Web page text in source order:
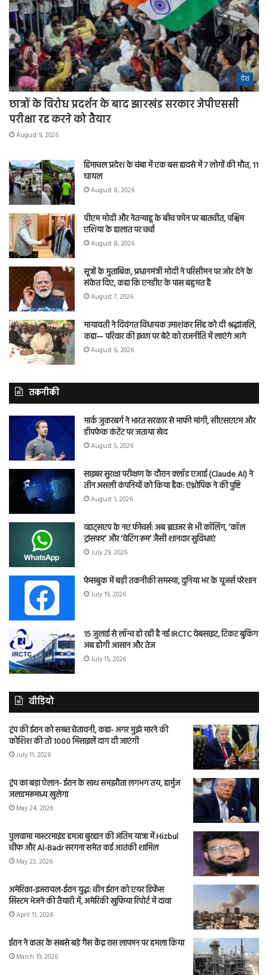
देश
छात्रों के विरोध प्रदर्शन के बाद झारखंड सरकार जेपीएससी
परीक्षा रद्द करने को तैयार
August 9, 2026
हिमाचल प्रदेश के चंबा में एक बस हादसे में 7 लोगों की मौत, 11
घायल
August 8, 2026
पीएम मोदी और नेतन्याहू के बीच फोन पर बातचीत, पश्चिम
एशिया के हालात पर चर्चा
August 8, 2026
सूत्रों के मुताबिक, प्रधानमंत्री मोदी ने परिसीमन पर जोर देने के
संकेत दिए, कहा कि एनडीए के पास बहुमत है
August 7, 2026
मायावती ने दिवंगत विधायक उमाशंकर सिंह को दी श्रद्धांजलि,
कहा— परिवार की इच्छा पर बेटे को राजनीति में लाएंगे आगे
August 6, 2026
तकनीकी
मार्क जुकरबर्ग ने भारत सरकार से माफी मांगी, सीएसएएम और
डीपफेक कंटेंट पर जताया खेद
August 5, 2026
साइबर सुरक्षा परीक्षण के दौरान क्लॉड एआई (Claude AI) ने
तीन असली कंपनियों को किया हैक: एंथ्रोपिक ने की पुष्टि
August 1, 2026
व्हाट्सएप के नए फीचर्स: अब ब्राउजर से भी कॉलिंग, ‘कॉल
ट्रांसफर’ और ‘वेटिंग रूम’ जैसी शानदार सुविधाएं
July 29, 2026
फेसबुक में बड़ी तकनीकी समस्या, दुनिया भर के यूजर्स परेशान
July 19, 2026
15 जुलाई से लॉन्च हो रही है नई IRCTC वेबसाइट, टिकट बुकिंग
अब होगी आसान और तेज
July 15, 2026
वीडियो
ट्रंप की ईरान को सख्त चेतावनी, कहा- अगर मुझे मारने की
कोशिश की तो 1000 मिसाइलें दाग दी जाएंगी
July 11, 2026
ट्रंप का बड़ा ऐलान- ईरान के साथ समझौता लगभग तय, हार्मुज
जलडमरूमध्य खुलेगा
May 24, 2026
पुलवामा मास्टरमाइंड हमजा बुरहान की अंतिम यात्रा में Hizbul
चीफ और Al-Badr सरगना समेत कई आतंकी शामिल
May 23, 2026
अमेरिका-इजरायल-ईरान युद्ध: चीन ईरान को एयर डिफेंस
सिस्टम भेजने की तैयारी में, अमेरिकी खुफिया रिपोर्ट में दावा
April 11, 2026
ईरान ने कतर के सबसे बड़े गैस केंद्र रास लाफान पर हमला किया
March 19, 2026